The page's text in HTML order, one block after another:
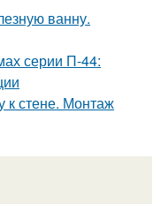
ванну.
серии П-44:
к стене. Монтаж